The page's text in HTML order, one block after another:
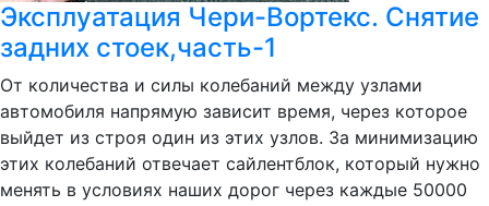
Эксплуатация Чери-Вортекс. Снятие
задних стоек,часть-1
От количества и силы колебаний между узлами
автомобиля напрямую зависит время, через которое
выйдет из строя один из этих узлов. За минимизацию
этих колебаний отвечает сайлентблок, который нужно
менять в условиях наших дорог через каждые 50000